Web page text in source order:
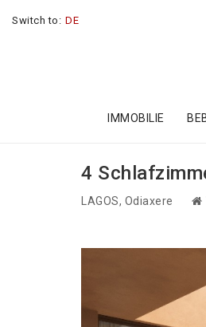
Switch to: DE
IMMOBILIE
4
LAGOS, Odiaxere